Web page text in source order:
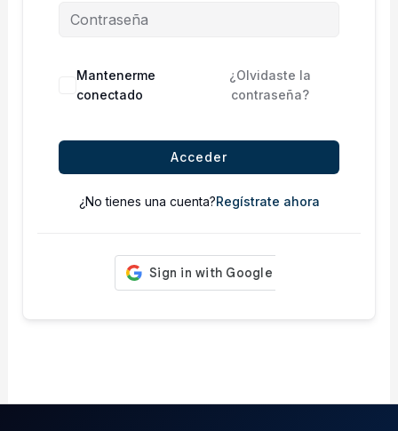
Mantenerme
conectado
¿Olvidaste la
contraseña?
Acceder
¿No tienes una cuenta?Regístrate ahora